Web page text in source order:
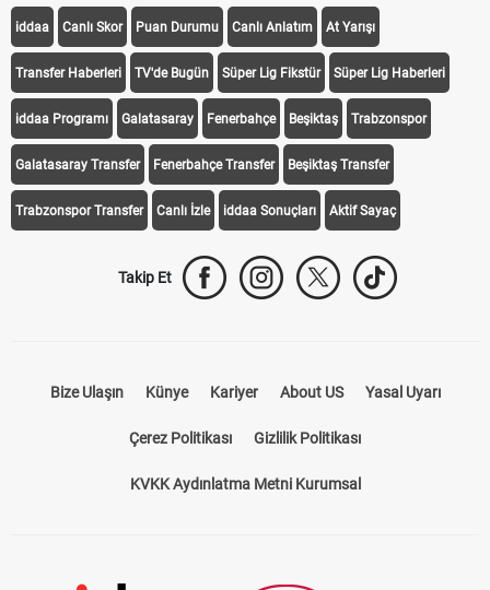
iddaa Canlı Skor Puan Durumu Canlı Anlatım At Yarışı
Transfer Haberleri TV'de Bugün Süper Lig Fikstür Süper Lig Haberleri
iddaa Programı Galatasaray Fenerbahçe Beşiktaş Trabzonspor
Galatasaray Transfer Fenerbahçe Transfer Beşiktaş Transfer
Trabzonspor Transfer Canlı İzle iddaa Sonuçları Aktif Sayaç
Takip Et
Bize Ulaşın Künye Kariyer About US Yasal Uyarı
Çerez Politikası Gizlilik Politikası
KVKK Aydınlatma Metni Kurumsal